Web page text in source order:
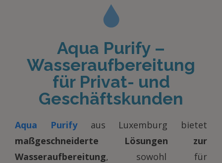
Aqua Purify –
Wasseraufbereitung
für Privat- und
Geschäftskunden
Aqua Purify aus Luxemburg bietet
maßgeschneiderte Lösungen zur
Wasseraufbereitung, sowohl für